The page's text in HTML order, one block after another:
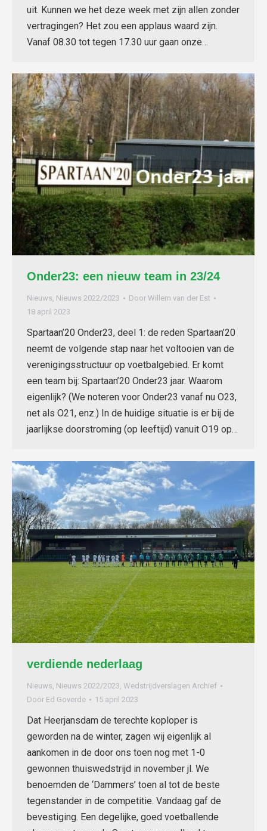
uit. Kunnen we het deze week met zijn allen zonder
vertragingen? Het zou een applaus waard zijn.
Vanaf 08.30 tot tegen 17.30 uur gaan onze…
Onder23: een nieuw team in 23/24
Nieuws, Nieuws 2022/2023 Door Willem van der Est
18 april 2023
Spartaan’20 Onder23, deel 1: de reden Spartaan’20
neemt de volgende stap naar het voltooien van de
verenigingsstructuur op voetbalgebied. Er komt
een team bij: Spartaan’20 Onder23 jaar. Waarom
eigenlijk? (We noteren voor Onder23 vanaf nu O23,
net als O21, enz.) In de huidige situatie is er bij de
jaarlijkse doorstroming (op leeftijd) vanuit O19 op…
verdiende nederlaag
Nieuws, Nieuws 2022/2023, Wedstrijdverslagen Archief
Door Ed Goverde 15 april 2023
Dat Heerjansdam de terechte koploper is
geworden na de winter, zagen wij eigenlijk al
aankomen in de door ons toen nog met 1-0
gewonnen thuiswedstrijd in november jl. We
benoemden de ‘Dammers’ toen al tot de beste
tegenstander in de competitie. Vandaag gaf de
bevestiging. Een degelijke, goed voetballende